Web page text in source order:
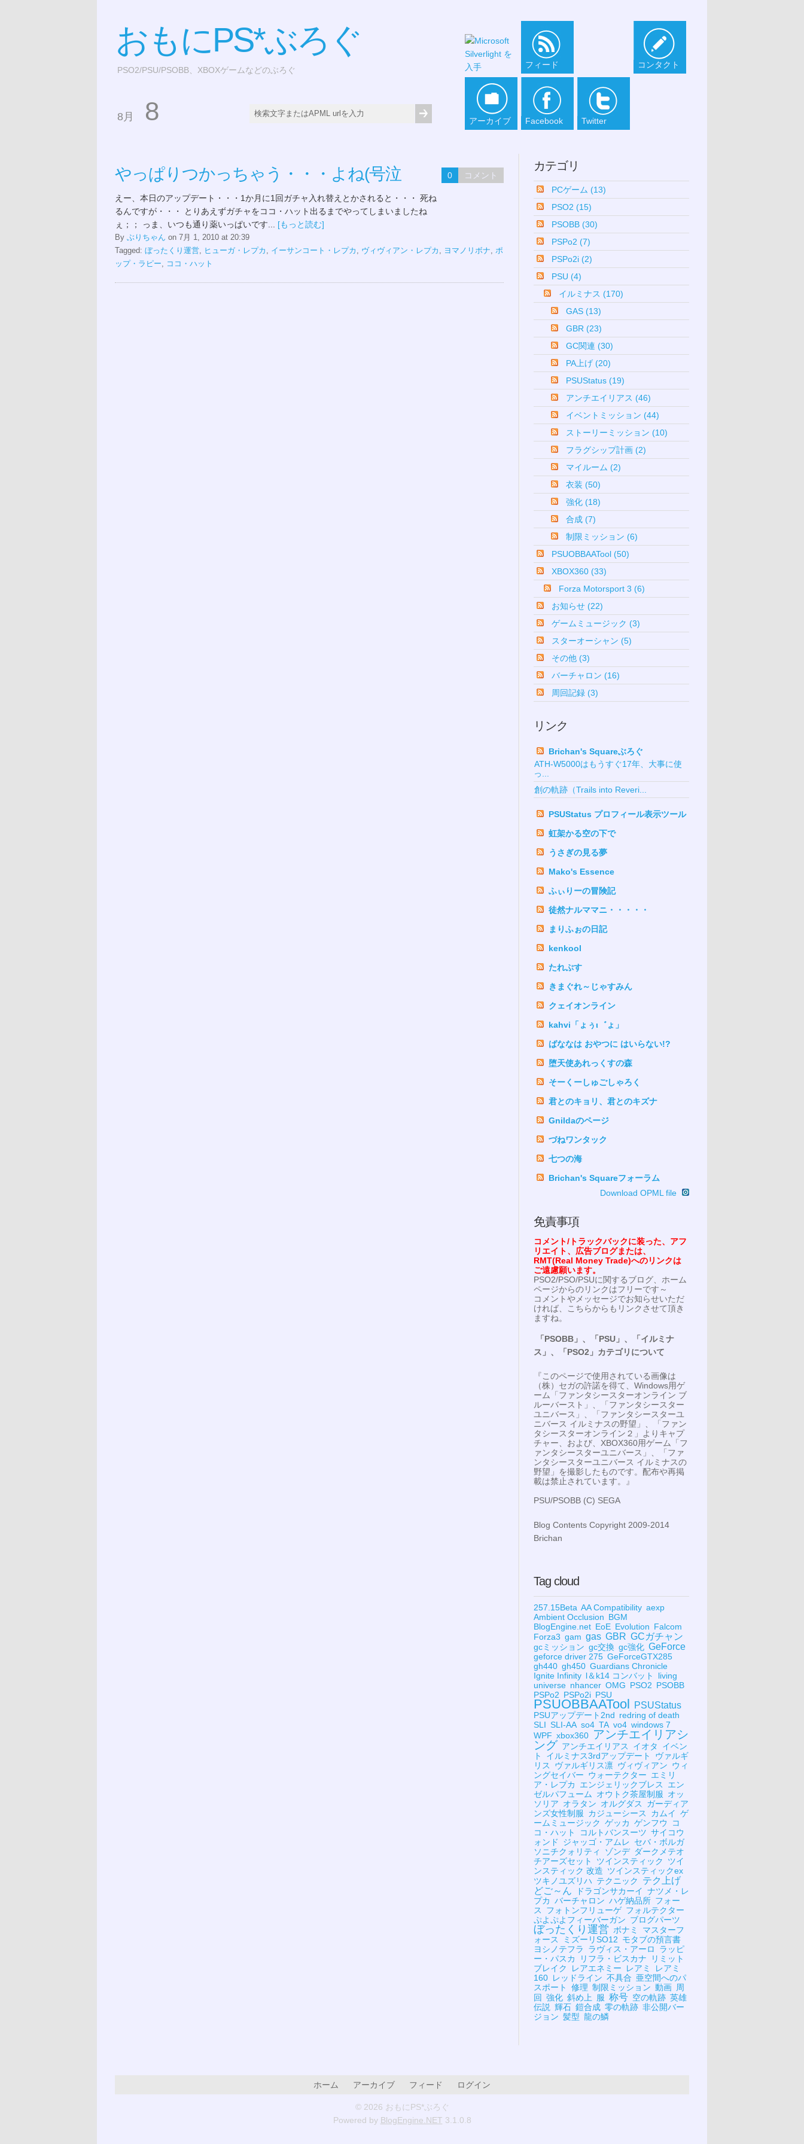
おもにPS*ぶろぐ
PSO2/PSU/PSOBB、XBOXゲームなどのぶろぐ
8月 8
フィード コンタクト
アーカイブ Facebook Twitter
やっぱりつかっちゃう・・・よね(号泣 0 コメント
えー、本日のアップデート・・・1か月に1回ガチャ入れ替えとかされると・・・ 死ね
るんですが・・・ とりあえずガチャをココ・ハット出るまでやってしまいましたね
ぇ；； っま、いつも通り薬いっぱいです... [もっと読む]
By ぶりちゃん on 7月 1, 2010 at 20:39
Tagged: ぼったくり運営, ヒューガ・レプカ , イーサンコート・レプカ , ヴィヴィアン・レプカ , ヨマノリボナ, ポ
ップ・ラピー, ココ・ハット
カテゴリ
PCゲーム (13)
PSO2 (15)
PSOBB (30)
PSPo2 (7)
PSPo2i (2)
PSU (4)
イルミナス (170)
GAS (13)
GBR (23)
GC関連 (30)
PA上げ (20)
PSUStatus (19)
アンチエイリアス (46)
イベントミッション (44)
ストーリーミッション (10)
フラグシップ計画 (2)
マイルーム (2)
衣装 (50)
強化 (18)
合成 (7)
制限ミッション (6)
PSUOBBAATool (50)
XBOX360 (33)
Forza Motorsport 3 (6)
お知らせ (22)
ゲームミュージック (3)
スターオーシャン (5)
その他 (3)
バーチャロン (16)
周回記録 (3)
リンク
Brichan's Squareぶろぐ
ATH-W5000はもうすぐ17年、大事に使
っ...
創の軌跡（Trails into Reveri...
PSUStatus プロフィール表示ツール
虹架かる空の下で
うさぎの見る夢
Mako's Essence
ふぃりーの冒険記
徒然ナルママニ・・・・・
まりふぉの日記
kenkool
たれぷす
きまぐれ～じゃすみん
クェイオンライン
kahvi「ょぅι゛ょ」
ばななは おやつに はいらない!?
堕天使あれっくすの森
そーくーしゅごしゃろく
君とのキョリ、君とのキズナ
Gnildaのページ
づねワンタック
七つの海
Brichan's Squareフォーラム
Download OPML file
免責事項
コメント/トラックバックに装った、アフ
リエイト、広告ブログまたは、
RMT(Real Money Trade)へのリンクは
ご遠慮願います。
PSO2/PSO/PSUに関するブログ、ホーム
ページからのリンクはフリーです～
コメントやメッセージでお知らせいただ
ければ、こちらからもリンクさせて頂き
ますね。
「PSOBB」、「PSU」、「イルミナ
ス」、「PSO2」カテゴリについて
『このページで使用されている画像は
（株）セガの許諾を得て、Windows用ゲ
ーム「ファンタシースターオンライン ブ
ルーバースト」、「ファンタシースター
ユニバース」、「ファンタシースターユ
ニバース イルミナスの野望」、「ファン
タシースターオンライン２」よりキャプ
チャー、および、XBOX360用ゲーム「フ
ァンタシースターユニバース」、「ファ
ンタシースターユニバース イルミナスの
野望」を撮影したものです。配布や再掲
載は禁止されています。』
PSU/PSOBB (C) SEGA
Blog Contents Copyright 2009-2014
Brichan
Tag cloud
257.15Beta AA Compatibility aexp
Ambient Occlusion BGM
BlogEngine.net EoE Evolution Falcom
Forza3 gam gas GBR GCガチャン
gcミッション gc交換 gc強化 GeForce
geforce driver 275 GeForceGTX285
gh440 gh450 Guardians Chronicle
Ignite Infinity l＆k14 コンバット
living
universe nhancer OMG PSO2 PSOBB
PSPo2 PSPo2i PSU
PSUOBBAATool PSUStatus
PSUアップデート2nd redring of death
SLI SLI-AA so4 TA vo4 windows 7
WPF xbox360 アンチエイリアシ
ング アンチエイリアス イオタ
イベン
ト
イルミナス3rdアップデート
ヴァルギ
リス
ヴァルギリス凛 ヴィヴィアン ウィ
ングセイバー ウォーテクター エミリ
ア・レプカ
エンジェリックブレス
エン
ゼルパフューム
オウトク茶屋制服 オッ
ソリア オラタン オルグダス
ガーディア
ンズ女性制服 カジューシース カムイ ゲ
ームミュージック ゲッカ ゲンフウ
コ
コ・ハット
コルトバンスーツ サイコウ
ォンド
ジャッゴ・アムレ セバ・ボルガ
ソニチクォリティ
ゾンデ ダークメテオ
チアーズセット
ツインスティック
ツイ
ンスティック 改造 ツインスティックex
ツキノユズリハ テクニック
テク上げ
どご～ん
ドラゴンサカーイ ナツメ・レ
プカ バーチャロン ハゲ納品所 フォー
ス
フォトンフリューゲ フォルテクター
ぷよぷよフィーバーガン ブログパーツ
ぼったくり運営 ボナミ
マスターフ
ォース
ミズーリSO12 モタブの預言書
ヨシノテフラ
ラヴィス・アーロ
ラッピ
ー・パスカ
リフラ・ビスカナ
リミット
ブレイク
レアエネミー レアミ
レアミ
160 レッドライン 不具合 亜空間へのパ
スポート
修理 制限ミッション 動画 周
回 強化 斜め上 服 称号 空の軌跡 英雄
伝説 輝石 鎧合成 零の軌跡 非公開バー
ジョン 髪型 龍の鱗
ホーム アーカイブ フィード ログイン
© 2026 おもにPS*ぶろぐ
Powered by BlogEngine.NET 3.1.0.8